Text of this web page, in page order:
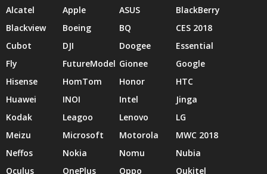
Alcatel
Apple ASUS
BlackBerry
Blackview
Boeing BQ
CES 2018
Cubot
DJI Doogee
Essential
Fly
FutureModel Gionee
Google
Hisense
HomTom Honor
HTC
Huawei
INOI Intel
Jinga
Kodak
Leagoo Lenovo
LG
Meizu
Microsoft Motorola
MWC 2018
Neffos
Nokia Nomu
Nubia
Oculus
OnePlus Oppo Oukitel